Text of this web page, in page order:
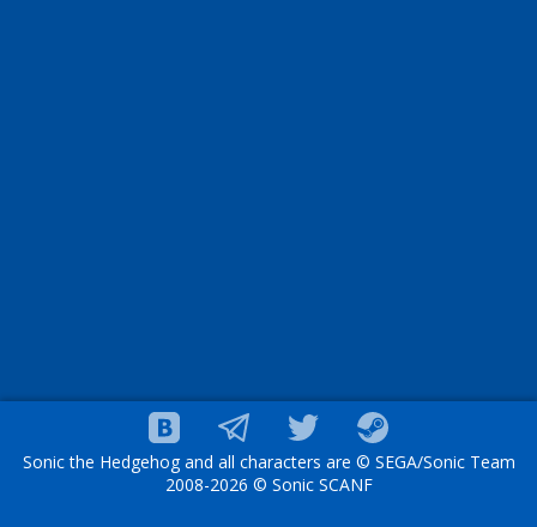
Sonic the Hedgehog and all characters are © SEGA/Sonic Team
2008-2026 © Sonic SCANF